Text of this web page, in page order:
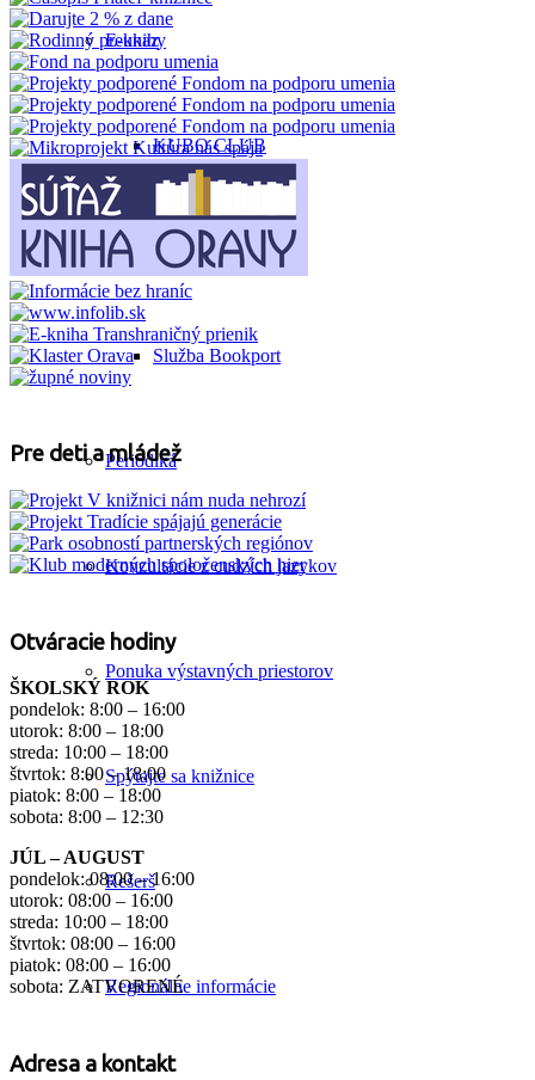
E-knihy
KUBO CLUB
Databázy GALE
Služba Bookport
Periodiká
Konzultácie z cudzích jazykov
Ponuka výstavných priestorov
Spýtajte sa knižnice
Rešerš
Regionálne informácie
Pre deti a mládež
Otváracie hodiny
ŠKOLSKÝ ROK
pondelok: 8:00 – 16:00
utorok: 8:00 – 18:00
streda: 10:00 – 18:00
štvrtok: 8:00 – 18:00
piatok: 8:00 – 18:00
sobota: 8:00 – 12:30
JÚL – AUGUST
pondelok: 08:00 – 16:00
utorok: 08:00 – 16:00
streda: 10:00 – 18:00
štvrtok: 08:00 – 16:00
piatok: 08:00 – 16:00
sobota: ZATVORENÉ
Adresa a kontakt